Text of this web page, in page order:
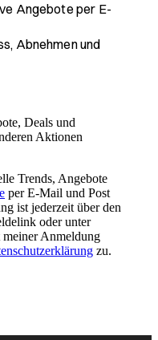
Angebote per E-
Abnehmen und
Deals und
Aktionen
Trends, Angebote
per E-Mail und Post
ist jederzeit über den
oder unter
Anmeldung
zu.
ZU